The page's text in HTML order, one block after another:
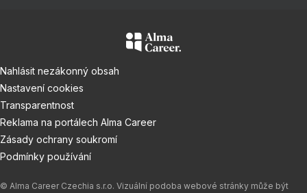
Nahlásit nezákonný obsah
Nastavení cookies
Transparentnost
Reklama na portálech Alma Career
Zásady ochrany soukromí
Podmínky používání
© Alma Career Czechia s.r.o. Vizuální podoba webové stránky může být